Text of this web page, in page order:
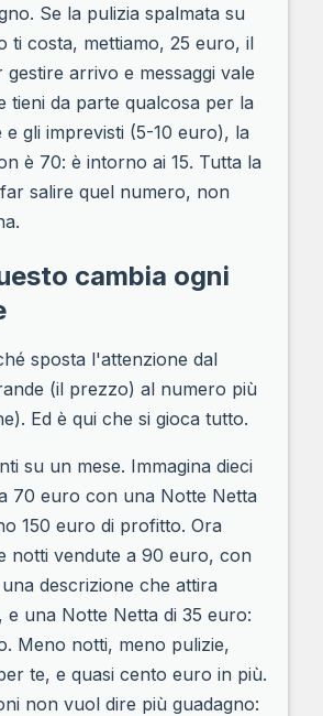
Se la pulizia spalmata su
ti costa, mettiamo, 25 euro, il
arrivo e messaggi vale
tieni da parte qualcosa per la
e gli imprevisti (5-10 euro), la
è 70: è intorno ai 15. Tutta la
salire quel numero, non
cambia ogni
sposta l'attenzione dal
(il prezzo) al numero più
Ed è qui che si gioca tutto.
su un mese. Immagina dieci
70 euro con una Notte Netta
150 euro di profitto. Ora
notti vendute a 90 euro, con
descrizione che attira
e una Notte Netta di 35 euro:
Meno notti, meno pulizie,
te, e quasi cento euro in più.
non vuol dire più guadagno: